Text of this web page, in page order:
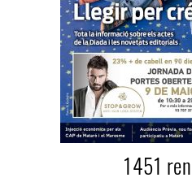
1451